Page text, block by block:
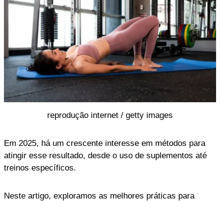
reprodução internet / getty images
Em 2025, há um crescente interesse em métodos para
atingir esse resultado, desde o uso de suplementos até
treinos específicos.
Neste artigo, exploramos as melhores práticas para